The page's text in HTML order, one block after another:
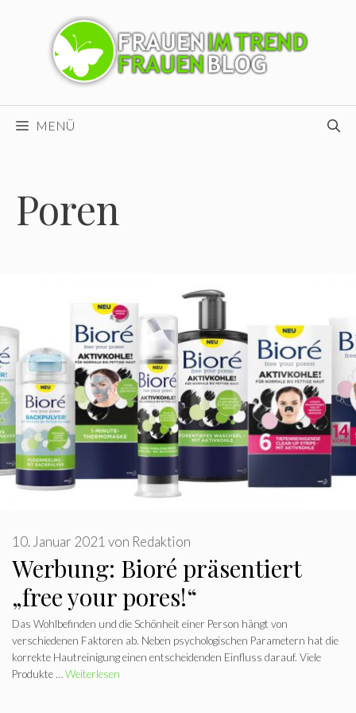
MENÜ
Poren
Werbung: Bioré präsentiert
„free your pores!“
10. Januar 2021 von Redaktion
Das Wohlbefinden und die Schönheit einer Person hängt von
verschiedenen Faktoren ab. Neben psychologischen Parametern hat die
korrekte Hautreinigung einen entscheidenden Einfluss darauf. Viele
Produkte …Weiterlesen